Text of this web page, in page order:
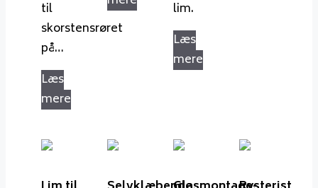
til
skorstensrøret
på…
Læs
mere
lim.
Læs
mere